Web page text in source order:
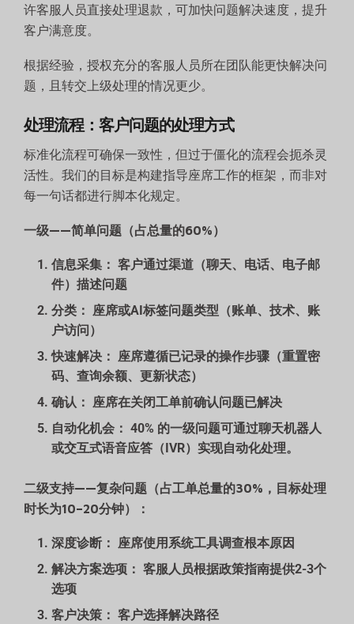
许客服人员直接处理退款，可加快问题解决速度，提升
客户满意度。
根据经验，授权充分的客服人员所在团队能更快解决问
题，且转交上级处理的情况更少。
处理流程：客户问题的处理方式
标准化流程可确保一致性，但过于僵化的流程会扼杀灵
活性。我们的目标是构建指导座席工作的框架，而非对
每一句话都进行脚本化规定。
一级——简单问题（占总量的60%）
信息采集： 客户通过渠道（聊天、电话、电子邮
件）描述问题
分类： 座席或AI标签问题类型（账单、技术、账
户访问）
快速解决： 座席遵循已记录的操作步骤（重置密
码、查询余额、更新状态）
确认： 座席在关闭工单前确认问题已解决
自动化机会： 40% 的一级问题可通过聊天机器人
或交互式语音应答（IVR）实现自动化处理。
二级支持——复杂问题（占工单总量的30%，目标处理
时长为10–20分钟）：
深度诊断： 座席使用系统工具调查根本原因
解决方案选项： 客服人员根据政策指南提供2-3个
选项
客户决策： 客户选择解决路径